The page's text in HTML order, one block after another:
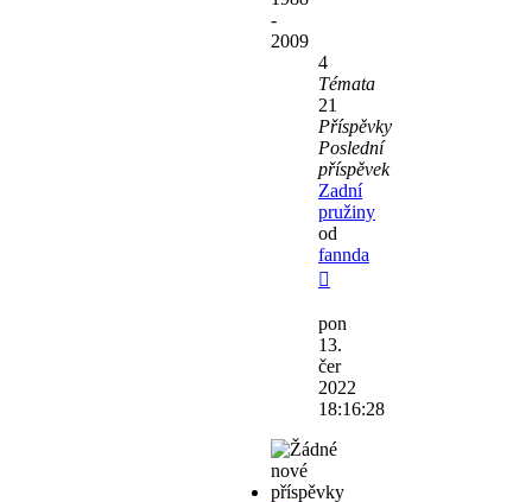
-
2009
4
Témata
21
Příspěvky
Poslední
příspěvek
Zadní
pružiny
od
fannda
poslední
příspěvek
pon
13.
čer
2022
18:16:28